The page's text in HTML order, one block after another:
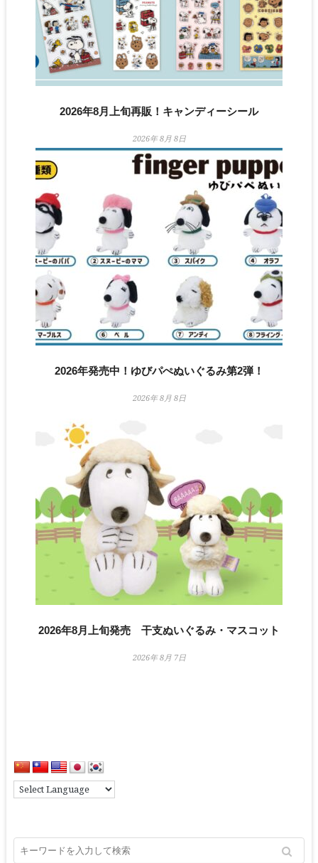
2026年8月上旬再販！キャンディーシール
2026年 8月 8日
2026年発売中！ゆびパぺぬいぐるみ第2弾！
2026年 8月 8日
2026年8月上旬発売 干支ぬいぐるみ・マスコット
2026年 8月 7日